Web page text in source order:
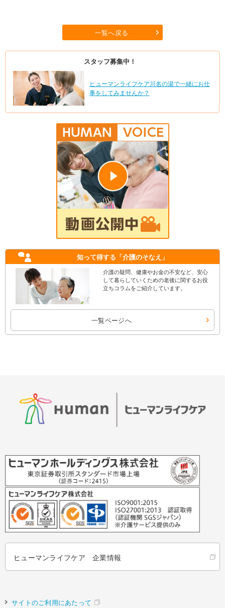
一覧へ戻る
スタッフ募集中！
ヒューマンライフケア川名の湯で一緒にお仕
事をしてみませんか？
知って得する 「介護のそなえ」
介護の疑問、健康やお金の不安など、安心
して暮らしていくための老後に関するお役
立ちコラムをご紹介しています。
一覧ページへ
ヒューマンライフケア 企業情報
サイトのご利用にあたって